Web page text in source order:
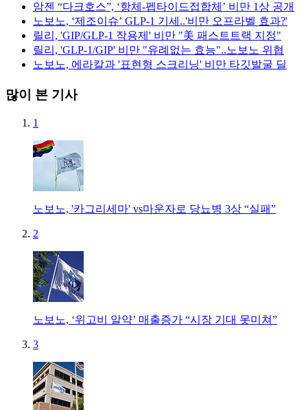
암젠 “다크호스”, ‘항체-펩타이드접합체’ 비만 1상 공개
노보노, ‘제조이슈’ GLP-1 기세..'비만 오프라벨 효과?'
릴리, 'GIP/GLP-1 작용제' 비만 "美 패스트트랙 지정"
릴리, 'GLP-1/GIP' 비만 "유례없는 효능"..노보노 위협
노보노, 에라칼과 '표현형 스크리닝' 비만 타깃발굴 딜
많이 본 기사
1
노보노, '카그리세마' vs마운자로 당뇨병 3상 “실패”
2
노보노, ‘위고비 알약’ 매출증가 “시장 기대 못미쳐”
3